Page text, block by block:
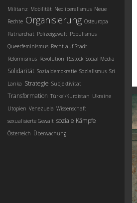
Militanz Mobilität Neoliberalismus Neue
Rechte Organisierung Osteuropa
Patriarchat Polizeigewalt Populismus
Queerfeminismus Recht auf Stadt
Reformismus Revolution Rostock Social Media
Solidarität Sozialdemokratie Sozialismus Sri
Lanka Strategie Subjektivität
Transformation Türkei/Kurdistan Ukraine
Utopien Venezuela Wissenschaft
sexualisierte Gewalt soziale Kämpfe
Österreich Überwachung